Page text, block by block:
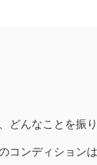
どんなことを振
コンディション